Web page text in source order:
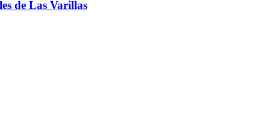
de Las Varillas